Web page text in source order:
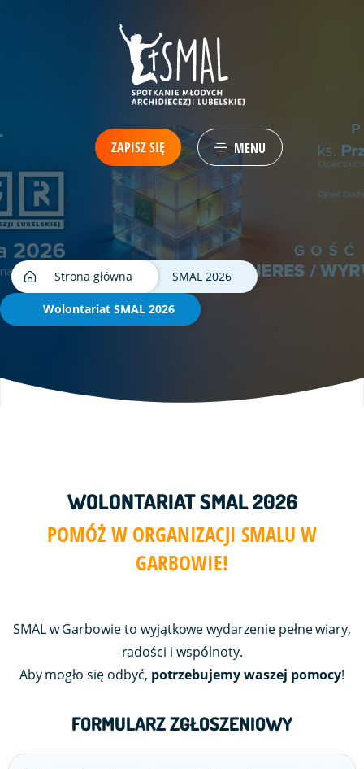
ZAPISZ SIĘ MENU
Strona główna SMAL 2026
Wolontariat SMAL 2026
WOLONTARIAT SMAL 2026
POMÓŻ W ORGANIZACJI SMALU W
GARBOWIE!
SMAL w Garbowie to wyjątkowe wydarzenie pełne wiary,
radości i wspólnoty.
Aby mogło się odbyć, potrzebujemy waszej pomocy!
FORMULARZ ZGŁOSZENIOWY